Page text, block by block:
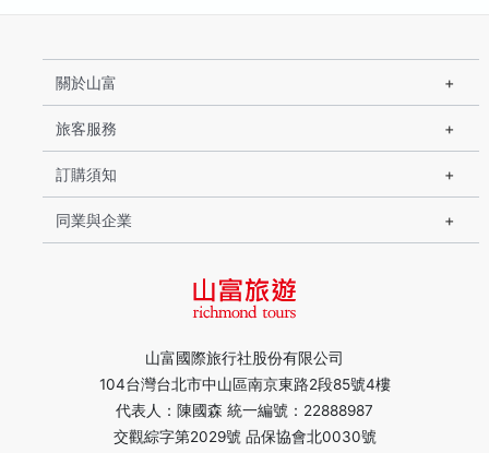
山富國際旅行社股份有限公司
104台灣台北市中山區南京東路2段85號4樓
代表人：陳國森 統一編號：22888987
交觀綜字第2029號 品保協會北0030號
關於山富
旅客服務
訂購須知
同業與企業